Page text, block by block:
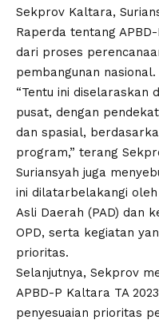
Sekprov Kaltara,
Raperda tentang
dari proses
pembangunan nasional.
“Tentu ini diselaraskan
pusat, dengan
dan spasial,
program,” terang
Suriansyah juga
ini dilatarbelakangi
Asli Daerah (PAD) dan
OPD, serta kegiatan
prioritas.
Selanjutnya, Sekprov
APBD-P Kaltara TA
penyesuaian prioritas